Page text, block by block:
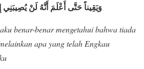
وَيَقِيناً حَتَّى أَعْلَمَ أَنَّهُ لَنْ يُصِيبَنِي
benar-benar mengetahui bahwa tiada
apa yang telah Engkau